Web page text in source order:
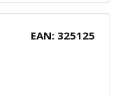
EAN: 325125